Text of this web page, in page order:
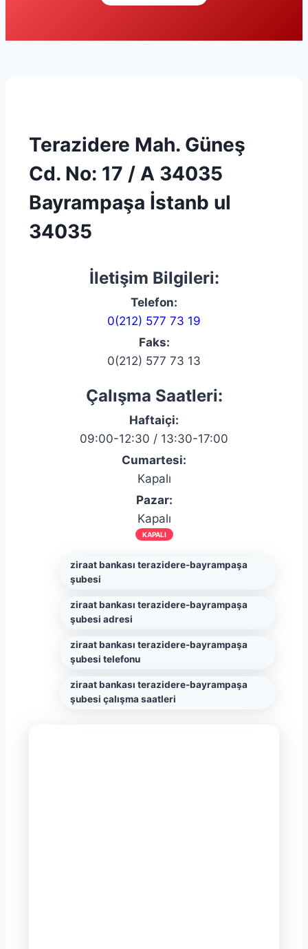
Terazidere Mah. Güneş
Cd. No: 17 / A 34035
Bayrampaşa İstanb ul
34035
İletişim Bilgileri:
Telefon:
0(212) 577 73 19
Faks:
0(212) 577 73 13
Çalışma Saatleri:
Haftaiçi:
09:00-12:30 / 13:30-17:00
Cumartesi:
Kapalı
Pazar:
Kapalı
KAPALI
ziraat bankası terazidere-bayrampaşa
şubesi
ziraat bankası terazidere-bayrampaşa
şubesi adresi
ziraat bankası terazidere-bayrampaşa
şubesi telefonu
ziraat bankası terazidere-bayrampaşa
şubesi çalışma saatleri